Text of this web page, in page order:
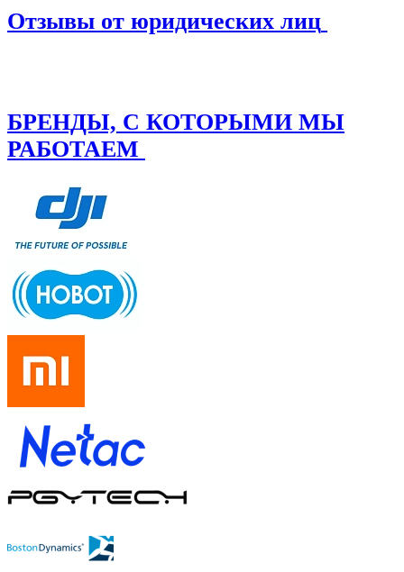
Отзывы от юридических лиц
БРЕНДЫ, С КОТОРЫМИ МЫ
РАБОТАЕМ